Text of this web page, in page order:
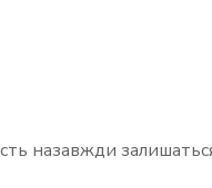
назавжди залишаться